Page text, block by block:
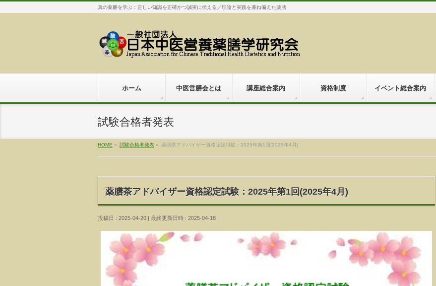
真の薬膳を学ぶ：正しい知識を正確かつ誠実に伝える／理論と実践を兼ね備えた薬膳
ホーム 中医営膳会とは 講座総合案内 資格制度 イベント総合案内
試験合格者発表
HOME » 試験合格者発表 » 薬膳茶アドバイザー資格認定試験：2025年第1回(2025年4月)
薬膳茶アドバイザー資格認定試験：2025年第1回(2025年4月)
投稿日 : 2025-04-20 最終更新日時 : 2025-04-18